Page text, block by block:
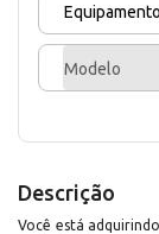
Equipamento
Modelo
Descrição
Você está